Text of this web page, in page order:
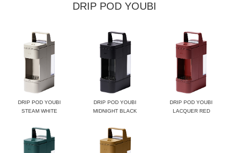
DRIP POD YOUBI
DRIP POD YOUBI​
STEAM WHITE
DRIP POD YOUBI​
MIDNIGHT BLACK
DRIP POD YOUBI​
LACQUER RED